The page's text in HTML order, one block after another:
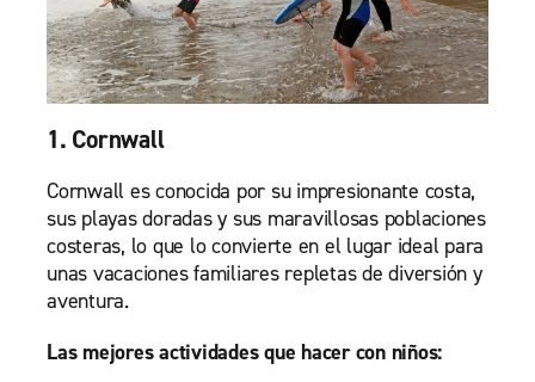
1. Cornwall
Cornwall es conocida por su impresionante costa,
sus playas doradas y sus maravillosas poblaciones
costeras, lo que lo convierte en el lugar ideal para
unas vacaciones familiares repletas de diversión y
aventura.
Las mejores actividades que hacer con niños: